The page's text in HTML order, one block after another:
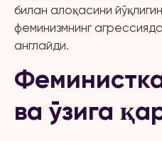
билан алоқасини
феминизмнинг
англайди.
ва ўзига